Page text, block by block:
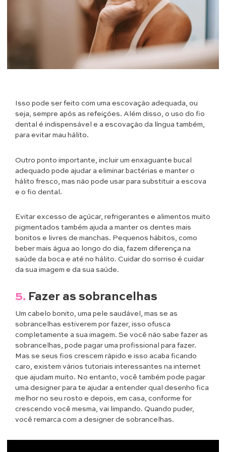
Isso pode ser feito com uma escovação adequada, ou
seja, sempre após as refeições. Além disso, o uso do fio
dental é indispensável e a escovação da língua também,
para evitar mau hálito.
Outro ponto importante, incluir um enxaguante bucal
adequado pode ajudar a eliminar bactérias e manter o
hálito fresco, mas não pode usar para substituir a escova
e o fio dental.
Evitar excesso de açúcar, refrigerantes e alimentos muito
pigmentados também ajuda a manter os dentes mais
bonitos e livres de manchas. Pequenos hábitos, como
beber mais água ao longo do dia, fazem diferença na
saúde da boca e até no hálito. Cuidar do sorriso é cuidar
da sua imagem e da sua saúde.
5. Fazer as sobrancelhas
Um cabelo bonito, uma pele saudável, mas se as
sobrancelhas estiverem por fazer, isso ofusca
completamente a sua imagem. Se você não sabe fazer as
sobrancelhas, pode pagar uma profissional para fazer.
Mas se seus fios crescem rápido e isso acaba ficando
caro, existem vários tutoriais interessantes na internet
que ajudam muito. No entanto, você também pode pagar
uma designer para te ajudar a entender qual desenho fica
melhor no seu rosto e depois, em casa, conforme for
crescendo você mesma, vai limpando. Quando puder,
você remarca com a designer de sobrancelhas.